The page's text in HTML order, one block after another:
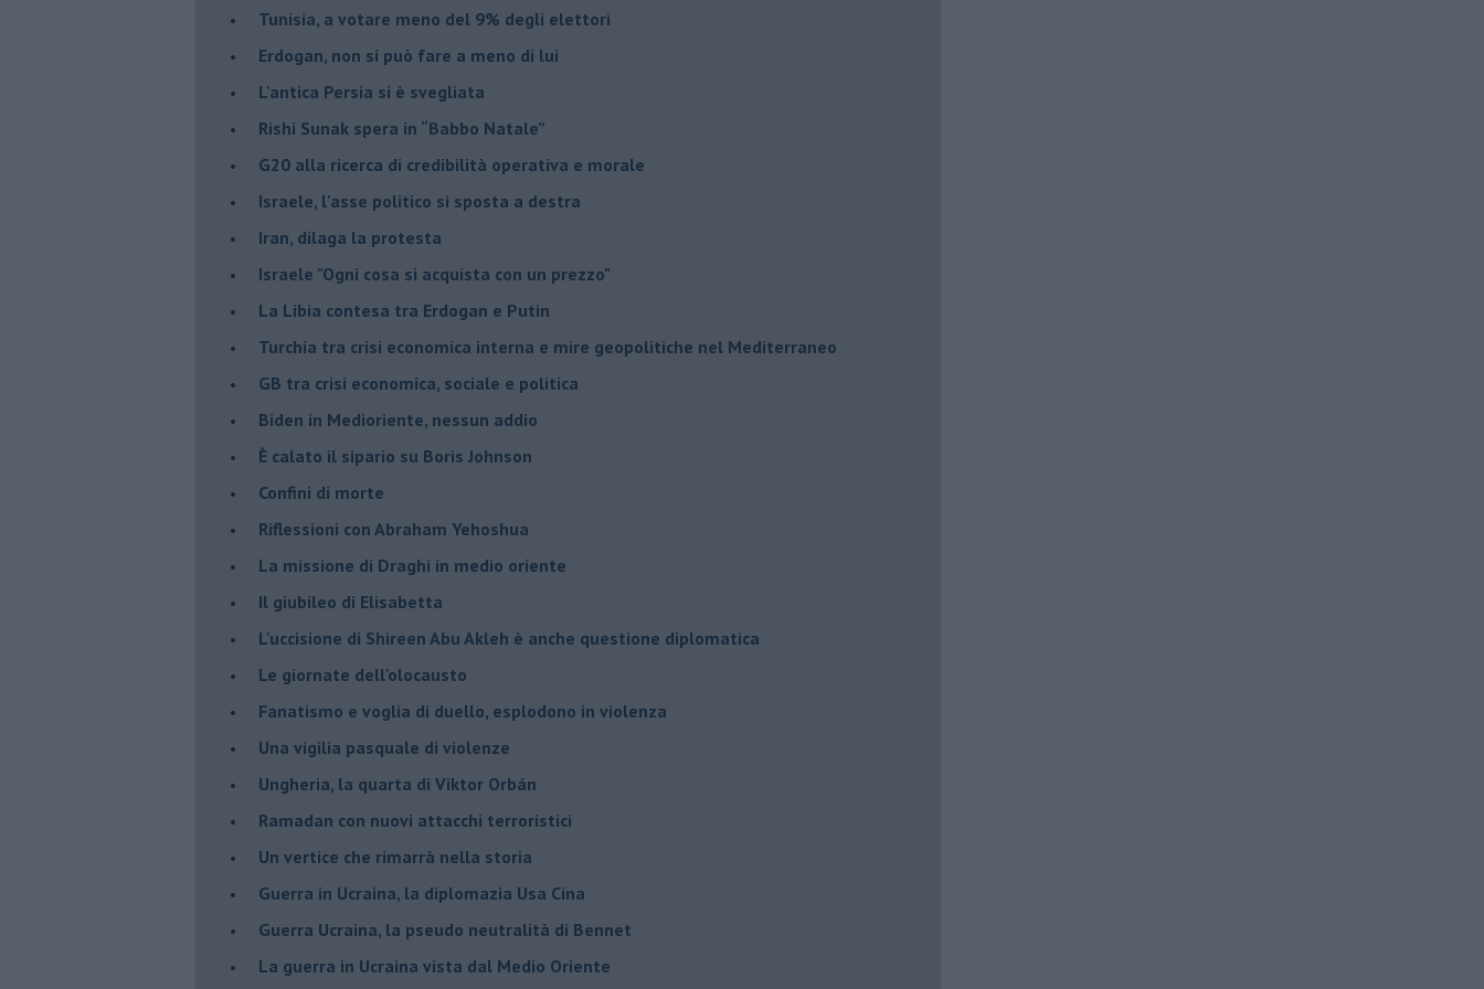
Tunisia, a votare meno del 9% degli elettori
Erdogan, non si può fare a meno di lui
L'antica Persia si è svegliata
Rishi Sunak spera in “Babbo Natale”
G20 alla ricerca di credibilità operativa e morale
Israele, l'asse politico si sposta a destra
Iran, dilaga la protesta
Israele "Ogni cosa si acquista con un prezzo"
La Libia contesa tra Erdogan e Putin
Turchia tra crisi economica interna e mire geopolitiche nel Mediterraneo
GB tra crisi economica, sociale e politica
Biden in Medioriente, nessun addio
È calato il sipario su Boris Johnson
Confini di morte
Riflessioni con Abraham Yehoshua
La missione di Draghi in medio oriente
Il giubileo di Elisabetta
L'uccisione di Shireen Abu Akleh è anche questione diplomatica
Le giornate dell'olocausto
Fanatismo e voglia di duello, esplodono in violenza
Una vigilia pasquale di violenze
Ungheria, la quarta di Viktor Orbán
Ramadan con nuovi attacchi terroristici
Un vertice che rimarrà nella storia
Guerra in Ucraina, la diplomazia Usa Cina
Guerra Ucraina, la pseudo neutralità di Bennet
La guerra in Ucraina vista dal Medio Oriente